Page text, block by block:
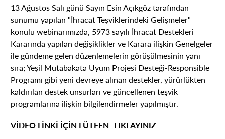
13 Ağustos Salı günü Sayın Esin Açıkgöz tarafından
sunumu yapılan "İhracat Teşviklerindeki Gelişmeler"
konulu webinarımızda, 5973 sayılı İhracat Destekleri
Kararında yapılan değişiklikler ve Karara ilişkin Genelgeler
ile gündeme gelen düzenlemelerin görüşülmesinin yanı
sıra; Yeşil Mutabakata Uyum Projesi Desteği-Responsible
Programı gibi yeni devreye alınan destekler, yürürlükten
kaldırılan destek unsurları ve güncellenen teşvik
programlarına ilişkin bilgilendirmeler yapılmıştır.
VİDEO LİNKİ İÇİN LÜTFEN TIKLAYINIZ